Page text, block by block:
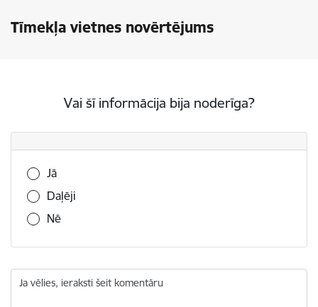
Tīmekļa vietnes novērtējums
Vai šī informācija bija noderīga?
Vai šī informācija bija noderīga?
Jā
Daļēji
Nē
Ja vēlies, ieraksti šeit komentāru